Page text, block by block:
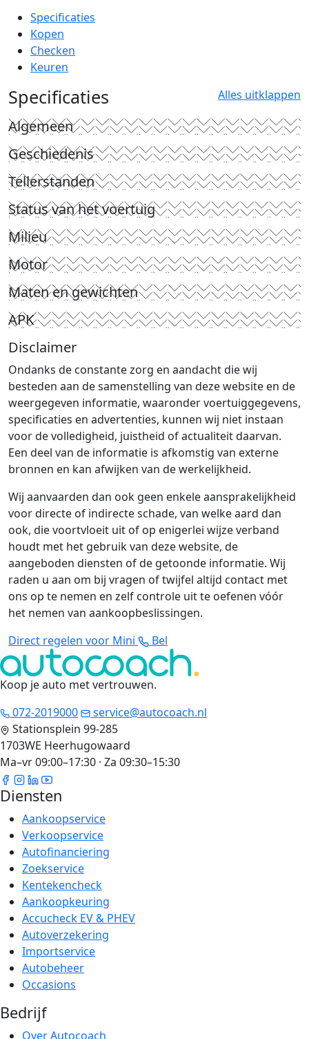
Specificaties
Kopen
Checken
Keuren
Specificaties Alles uitklappen
Algemeen
Geschiedenis
Tellerstanden
Status van het voertuig
Milieu
Motor
Maten en gewichten
APK
Disclaimer
Ondanks de constante zorg en aandacht die wij
besteden aan de samenstelling van deze website en de
weergegeven informatie, waaronder voertuiggegevens,
specificaties en advertenties, kunnen wij niet instaan
voor de volledigheid, juistheid of actualiteit daarvan.
Een deel van de informatie is afkomstig van externe
bronnen en kan afwijken van de werkelijkheid.
Wij aanvaarden dan ook geen enkele aansprakelijkheid
voor directe of indirecte schade, van welke aard dan
ook, die voortvloeit uit of op enigerlei wijze verband
houdt met het gebruik van deze website, de
aangeboden diensten of de getoonde informatie. Wij
raden u aan om bij vragen of twijfel altijd contact met
ons op te nemen en zelf controle uit te oefenen vóór
het nemen van aankoopbeslissingen.
Direct regelen voor Mini
Bel
Koop je auto met vertrouwen.
072-2019000
service@autocoach.nl
Stationsplein 99-285
1703WE Heerhugowaard
Ma–vr 09:00–17:30 · Za 09:30–15:30
Diensten
Aankoopservice
Verkoopservice
Autofinanciering
Zoekservice
Kentekencheck
Aankoopkeuring
Accucheck EV & PHEV
Autoverzekering
Importservice
Autobeheer
Occasions
Bedrijf
Over Autocoach